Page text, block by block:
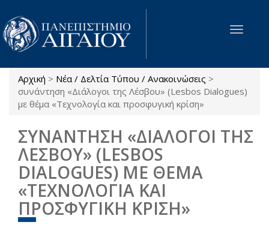
Παράκαμψη προς το κυρίως περιεχόμενο
Toggle
Είστε εδώ
Αρχική > Νέα / Δελτία Τύπου / Ανακοινώσεις >
συνάντηση «Διάλογοι της Λέσβου» (Lesbos Dialogues)
με θέμα «Τεχνολογία και προσφυγική κρίση»
ΣΥΝΑΝΤΗΣΗ «ΔΙΑΛΟΓΟΙ ΤΗΣ
ΛΕΣΒΟΥ» (LESBOS
DIALOGUES) ΜΕ ΘΕΜΑ
«ΤΕΧΝΟΛΟΓΙΑ ΚΑΙ
ΠΡΟΣΦΥΓΙΚΗ ΚΡΙΣΗ»